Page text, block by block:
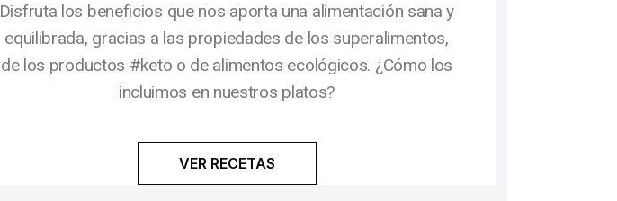
Disfruta los beneficios que nos aporta una alimentación sana y
equilibrada, gracias a las propiedades de los superalimentos,
de los productos #keto o de alimentos ecológicos. ¿Cómo los
incluimos en nuestros platos?
VER RECETAS